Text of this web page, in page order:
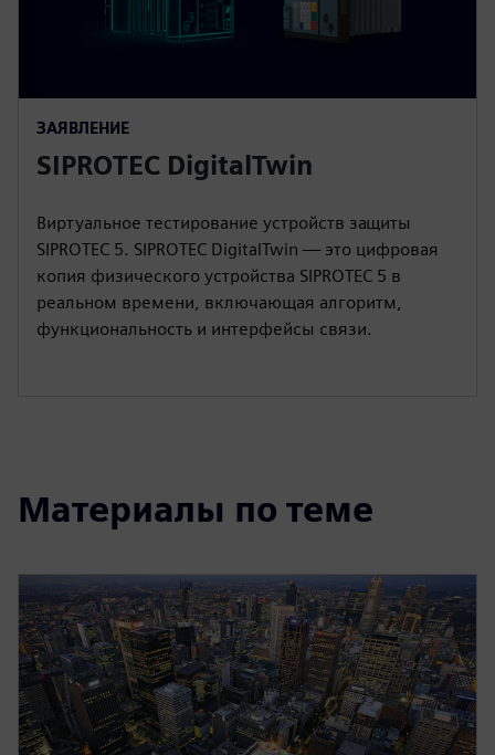
ЗАЯВЛЕНИЕ
SIPROTEC DigitalTwin
Виртуальное тестирование устройств защиты
SIPROTEC 5. SIPROTEC DigitalTwin — это цифровая
копия физического устройства SIPROTEC 5 в
реальном времени, включающая алгоритм,
функциональность и интерфейсы связи.
Материалы по теме